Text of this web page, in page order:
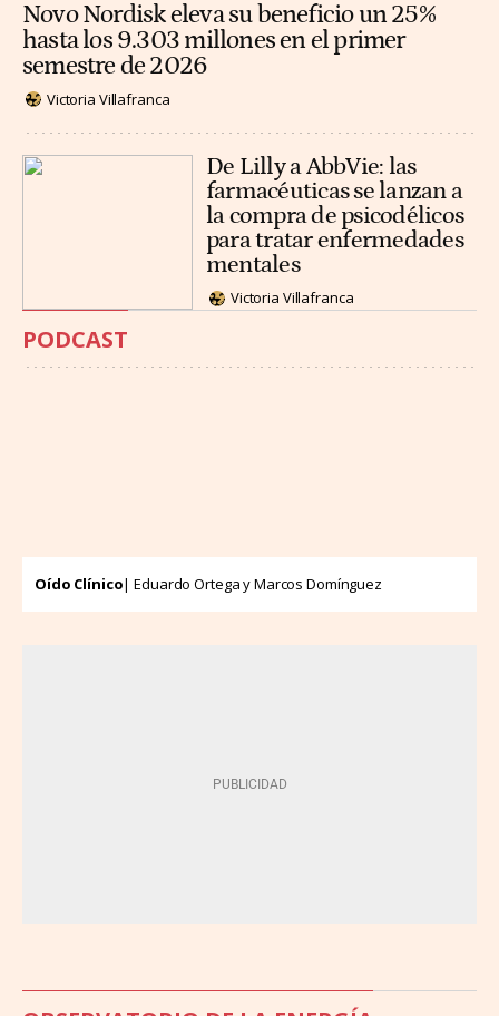
Novo Nordisk eleva su beneficio un 25%
hasta los 9.303 millones en el primer
semestre de 2026
Victoria Villafranca
De Lilly a AbbVie: las
farmacéuticas se lanzan a
la compra de psicodélicos
para tratar enfermedades
mentales
Victoria Villafranca
PODCAST
Oído Clínico| Eduardo Ortega y Marcos Domínguez